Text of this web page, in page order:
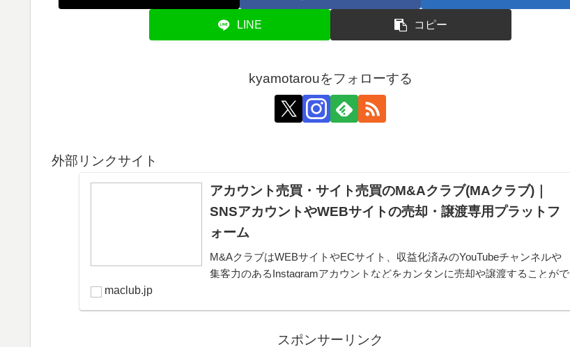
LINE コピー
kyamotarouをフォローする
外部リンクサイト
アカウント売買・サイト売買のM&Aクラブ(MAクラブ)｜
SNSアカウントやWEBサイトの売却・譲渡専用プラットフ
ォーム
M&AクラブはWEBサイトやECサイト、収益化済みのYouTubeチャンネルや
集客力のあるInstagramアカウントなどをカンタンに売却や譲渡することがで
maclub.jp
スポンサーリンク